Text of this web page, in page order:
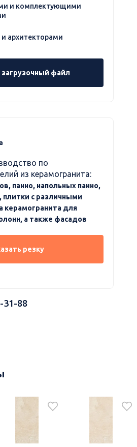
и комплектующими
архитекторами
загрузочный файл
по
из керамогранита:
панно, напольных панно,
плитки с различными
керамогранита для
а также фасадов
резку
31-88